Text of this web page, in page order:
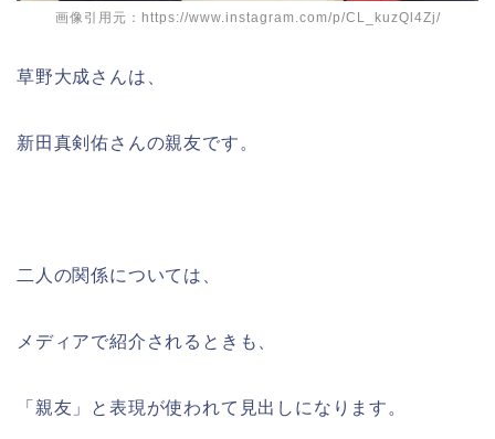
画像引用元：https://www.instagram.com/p/CL_kuzQl4Zj/
草野大成さんは、
新田真剣佑さんの親友です。
二人の関係については、
メディアで紹介されるときも、
「親友」と表現が使われて見出しになります。